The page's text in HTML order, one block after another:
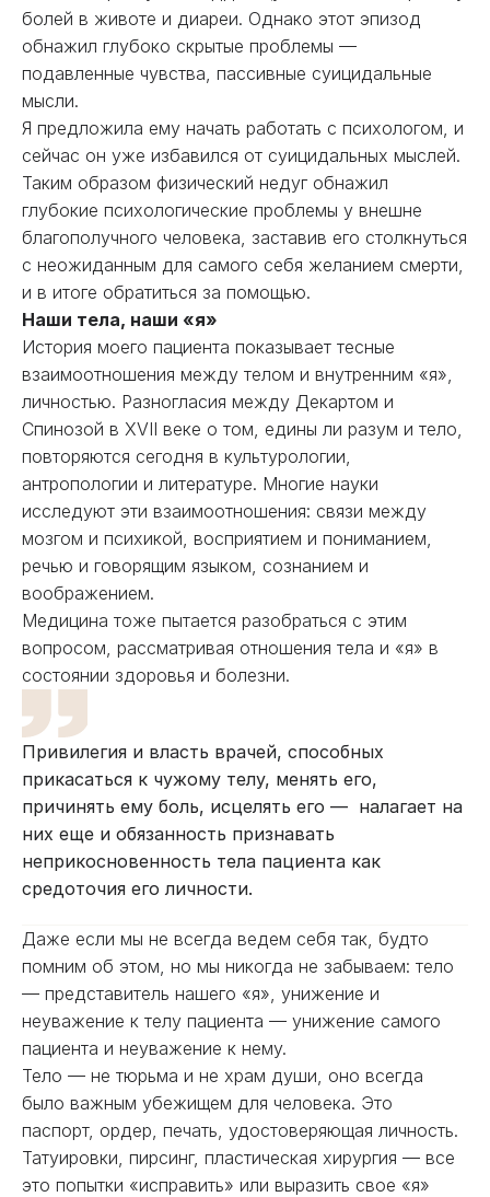
болей в животе и диареи. Однако этот эпизод
обнажил глубоко скрытые проблемы —
подавленные чувства, пассивные суицидальные
мысли.
Я предложила ему начать работать с психологом, и
сейчас он уже избавился от суицидальных мыслей.
Таким образом физический недуг обнажил
глубокие психологические проблемы у внешне
благополучного человека, заставив его столкнуться
с неожиданным для самого себя желанием смерти,
и в итоге обратиться за помощью.
Наши тела, наши «я»
История моего пациента показывает тесные
взаимоотношения между телом и внутренним «я»,
личностью. Разногласия между Декартом и
Спинозой в XVII веке о том, едины ли разум и тело,
повторяются сегодня в культурологии,
антропологии и литературе. Многие науки
исследуют эти взаимоотношения: связи между
мозгом и психикой, восприятием и пониманием,
речью и говорящим языком, сознанием и
воображением.
Медицина тоже пытается разобраться с этим
вопросом, рассматривая отношения тела и «я» в
состоянии здоровья и болезни.
Привилегия и власть врачей, способных
прикасаться к чужому телу, менять его,
причинять ему боль, исцелять его — налагает на
них еще и обязанность признавать
неприкосновенность тела пациента как
средоточия его личности.
Даже если мы не всегда ведем себя так, будто
помним об этом, но мы никогда не забываем: тело
— представитель нашего «я», унижение и
неуважение к телу пациента — унижение самого
пациента и неуважение к нему.
Тело — не тюрьма и не храм души, оно всегда
было важным убежищем для человека. Это
паспорт, ордер, печать, удостоверяющая личность.
Татуировки, пирсинг, пластическая хирургия — все
это попытки «исправить» или выразить свое «я»